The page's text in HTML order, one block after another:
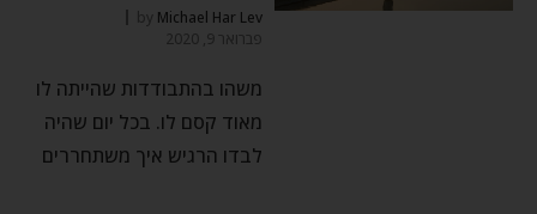
by Michael Har Lev
פברואר 9, 2020
משהו בהתבודדות שהייתה לו
מאוד קסם לו. בכל יום שהיה
לבדו הרגיש איך משתחררים